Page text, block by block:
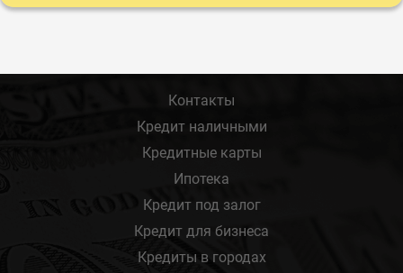
Контакты
Кредит наличными
Кредитные карты
Ипотека
Кредит под залог
Кредит для бизнеса
Кредиты в городах